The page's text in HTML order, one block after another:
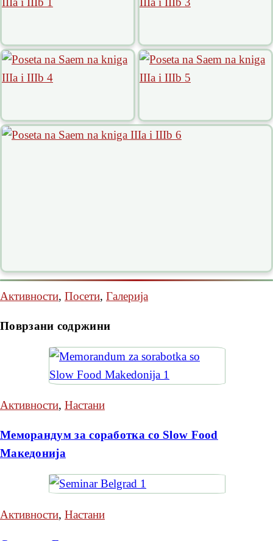
Активности, Посети, Галерија
Поврзани содржини
Активности, Настани
Меморандум за соработка со Slow Food
Македонија
Активности, Настани